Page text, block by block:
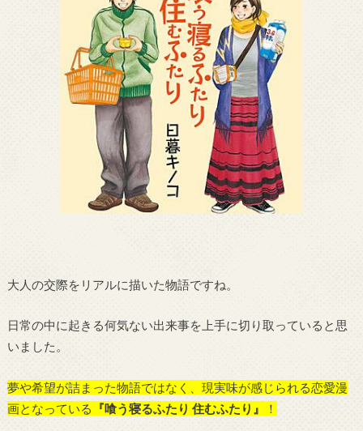
大人の交際をリアルに描いた物語ですね。
日常の中に起きる何気ない出来事を上手に切り取っていると思
いました。
夢や希望が詰まった物語ではなく、現実味が感じられる恋愛漫
画となっている
『喰う寝るふたり 住むふたり』 ！